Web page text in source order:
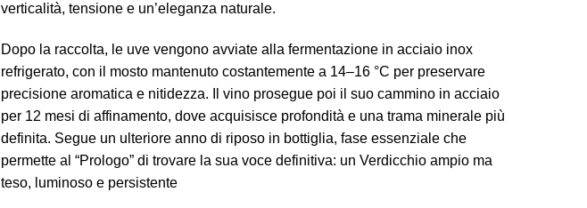
verticalità, tensione e un’eleganza naturale.
Dopo la raccolta, le uve vengono avviate alla fermentazione in acciaio inox
refrigerato, con il mosto mantenuto costantemente a 14–16 °C per preservare
precisione aromatica e nitidezza. Il vino prosegue poi il suo cammino in acciaio
per 12 mesi di affinamento, dove acquisisce profondità e una trama minerale più
definita. Segue un ulteriore anno di riposo in bottiglia, fase essenziale che
permette al “Prologo” di trovare la sua voce definitiva: un Verdicchio ampio ma
teso, luminoso e persistente